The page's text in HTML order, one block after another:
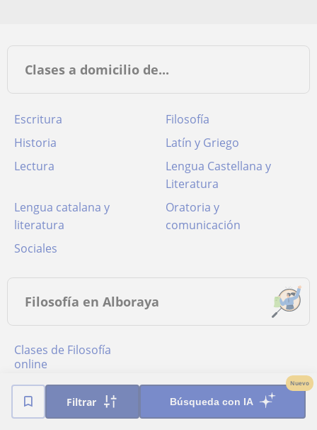
Filtrar Búsqueda con IA
Nuevo
Clases a domicilio de...
Escritura
Filosofía
Historia
Latín y Griego
Lectura
Lengua Castellana y
Literatura
Lengua catalana y
literatura
Oratoria y
comunicación
Sociales
Filosofía en Alboraya
Clases de Filosofía
online
Poblaciones cercanas a Alboraya